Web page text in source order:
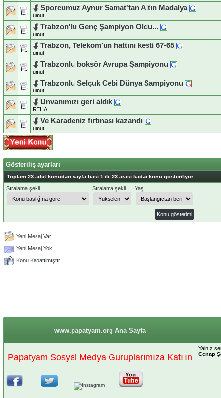
Sporcumuz Aynur Samat'tan Altın Madalya
umut
Trabzon'lu Genç Şampiyon Oldu...
umut
Trabzon, Telekom’un hattını kesti 67-65
umut
Trabzonlu boksör Avrupa Şampiyonu
umut
Trabzonlu Selçuk Cebi Dünya Şampiyonu
umut
Unvanımızı geri aldık
REHA
Ve Karadeniz fırtınası kazandı
umut
Gösteriliş ayarları
Toplam 23 adet konudan sayfa basi 1 ile 23 arasi kadar konu gösteriliyor
Sıralama şekli
Sıralama şekli Yaş
Yeni Mesaj Var
Yeni Mesaj Yok
Konu Kapatılmıştır
www.papatyam.org Ana Sayfa
Papatyam Sosyal Medya Guruplarımıza Katılın
Yalnız
Cenap